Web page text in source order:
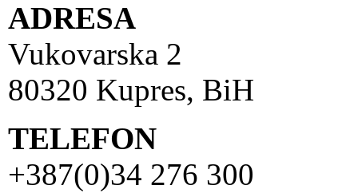
ADRESA
Vukovarska 2
80320 Kupres, BiH
TELEFON
+387(0)34 276 300